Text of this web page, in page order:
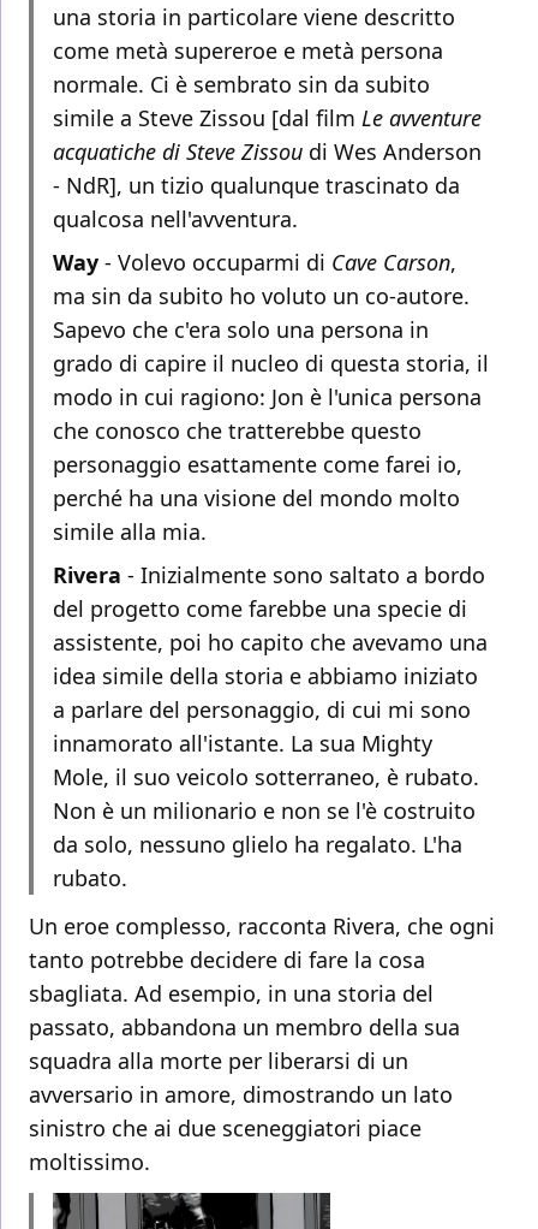
una storia in particolare viene descritto
come metà supereroe e metà persona
normale. Ci è sembrato sin da subito
simile a Steve Zissou [dal film Le avventure
acquatiche di Steve Zissou di Wes Anderson
- NdR], un tizio qualunque trascinato da
qualcosa nell'avventura.
Way - Volevo occuparmi di Cave Carson,
ma sin da subito ho voluto un co-autore.
Sapevo che c'era solo una persona in
grado di capire il nucleo di questa storia, il
modo in cui ragiono: Jon è l'unica persona
che conosco che tratterebbe questo
personaggio esattamente come farei io,
perché ha una visione del mondo molto
simile alla mia.
Rivera - Inizialmente sono saltato a bordo
del progetto come farebbe una specie di
assistente, poi ho capito che avevamo una
idea simile della storia e abbiamo iniziato
a parlare del personaggio, di cui mi sono
innamorato all'istante. La sua Mighty
Mole, il suo veicolo sotterraneo, è rubato.
Non è un milionario e non se l'è costruito
da solo, nessuno glielo ha regalato. L'ha
rubato.
Un eroe complesso, racconta Rivera, che ogni
tanto potrebbe decidere di fare la cosa
sbagliata. Ad esempio, in una storia del
passato, abbandona un membro della sua
squadra alla morte per liberarsi di un
avversario in amore, dimostrando un lato
sinistro che ai due sceneggiatori piace
moltissimo.